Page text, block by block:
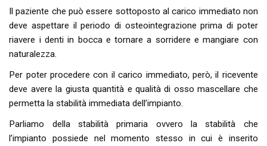
Il paziente che può essere sottoposto al carico immediato non
deve aspettare il periodo di osteointegrazione prima di poter
riavere i denti in bocca e tornare a sorridere e mangiare con
naturalezza.
Per poter procedere con il carico immediato, però, il ricevente
deve avere la giusta quantità e qualità di osso mascellare che
permetta la stabilità immediata dell’impianto.
Parliamo della stabilità primaria ovvero la stabilità che
l’impianto possiede nel momento stesso in cui è inserito